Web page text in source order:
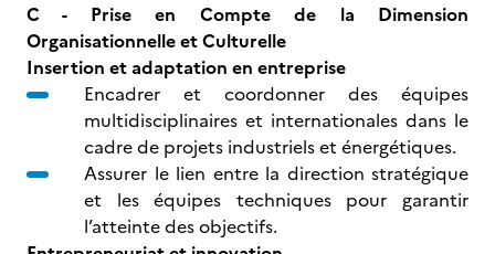
C - Prise en Compte de la Dimension
Organisationnelle et Culturelle
Insertion et adaptation en entreprise
Encadrer et coordonner des équipes
multidisciplinaires et internationales dans le
cadre de projets industriels et énergétiques.
Assurer le lien entre la direction stratégique
et les équipes techniques pour garantir
l’atteinte des objectifs.